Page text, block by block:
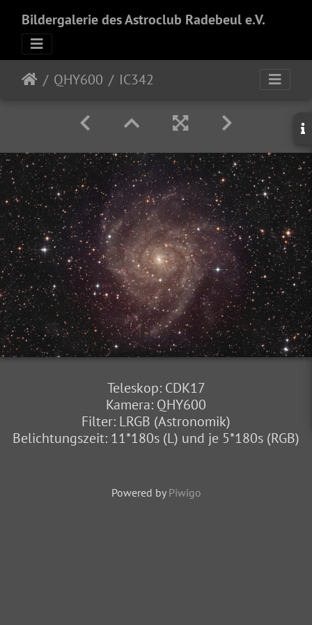
Bildergalerie des Astroclub Radebeul e.V.
QHY600 IC342
Teleskop: CDK17
Kamera: QHY600
Filter: LRGB (Astronomik)
Belichtungszeit: 11*180s (L) und je 5*180s (RGB)
Powered by Piwigo